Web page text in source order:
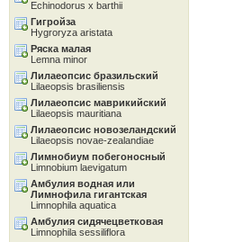
Echinodorus x barthii
Гигройза
Hygroryza aristata
Ряска малая
Lemna minor
Лилаеопсис бразильский
Lilaeopsis brasiliensis
Лилаеопсис маврикийский
Lilaeopsis mauritiana
Лилаеопсис новозеландский
Lilaeopsis novae-zealandiae
Лимнобиум побегоносный
Limnobium laevigatum
Амбулия водная или
Лимнофила гигантская
Limnophila aquatica
Амбулия сидячецветковая
Limnophila sessiliflora